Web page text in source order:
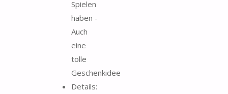
Spielen
haben -
Auch
eine
tolle
Geschenkidee
Details: